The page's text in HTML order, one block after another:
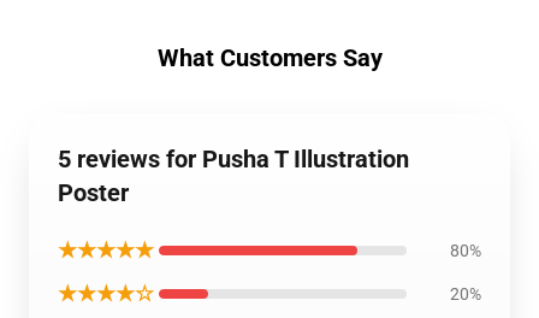
What Customers Say
5 reviews for Pusha T Illustration
Poster
★★★★★ 80%
★★★★☆ 20%